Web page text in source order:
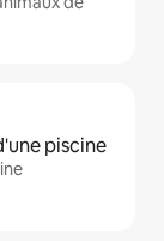
piscine